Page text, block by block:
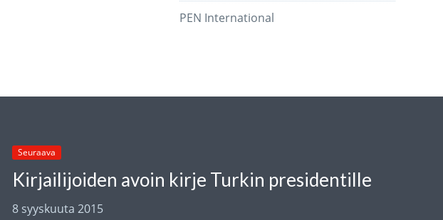
PEN International
Seuraava
Kirjailijoiden avoin kirje Turkin presidentille
8 syyskuuta 2015